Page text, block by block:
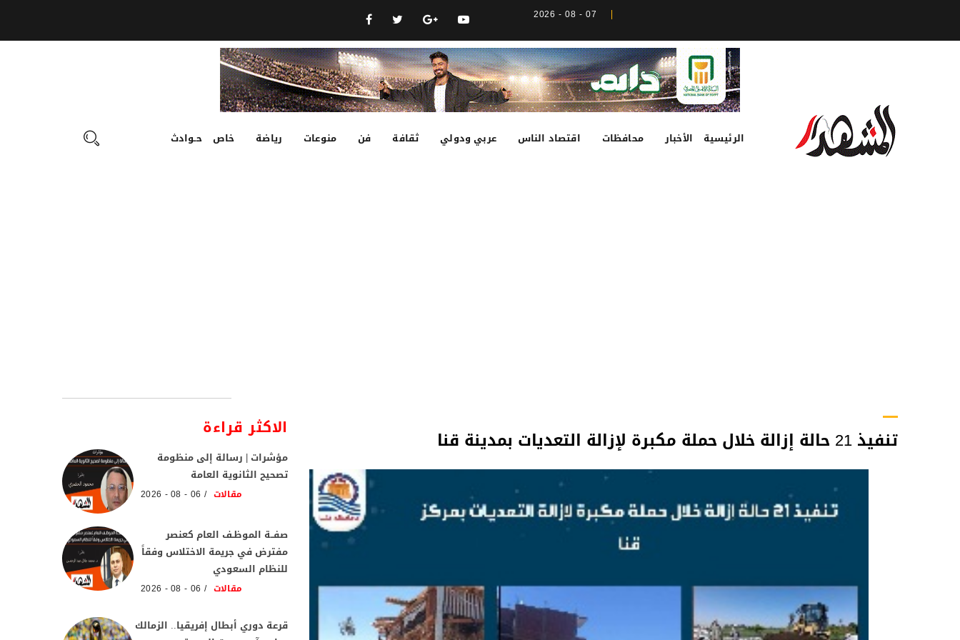
07 - 08 - 2026
الرئيسية الأخبار محافظات اقتصاد الناس عربي ودولي ثقافة فن منوعات رياضة خاص حـوادث
تنفيذ 21 حالة إزالة خلال حملة مكبرة لإزالة التعديات بمدينة قنا الاكثر قراءة
مؤشرات | رسالة إلى منظومة
تصحيح الثانوية العامة
مقالات 06 - 08 - 2026
صفــة الموظـف العام كعنصر
مفترض في جريمة الاختلاس وفقاً
للنظام السعودي
مقالات 06 - 08 - 2026
قرعة دوري أبطال إفريقيا.. الزمالك